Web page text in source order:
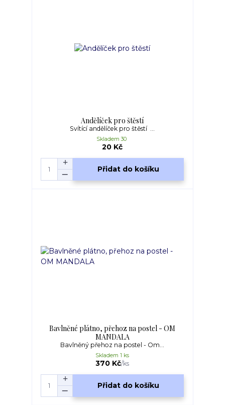
Andělíček pro štěstí
Svítící andělíček pro štěstí ...
20 Kč
Skladem 30
Přidat do košíku
Bavlněné plátno, přehoz na postel - OM
MANDALA
Bavlněný přehoz na postel - Om...
370 Kč/ks
Skladem 1 ks
Přidat do košíku